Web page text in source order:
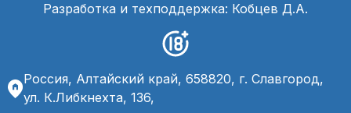
Разработка и техподдержка: Кобцев Д.А.
Россия, Алтайский край, 658820, г. Славгород,
ул. К.Либкнехта, 136,